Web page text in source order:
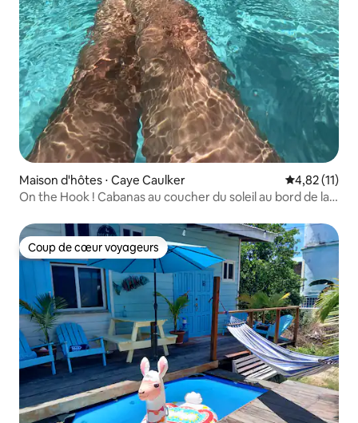
Maison d'hôtes ⋅ Caye Caulker Évaluation
4,82 (11)
On the Hook ! Cabanas au coucher du soleil au bord de la
Coup de cœur voyageurs
Coup de cœur voyageurs